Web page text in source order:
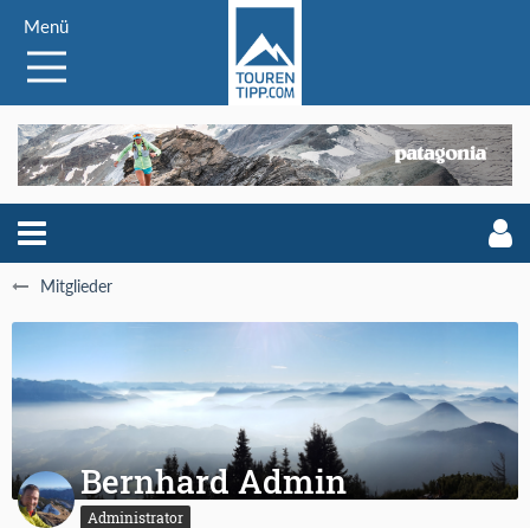
Menü
Mitglieder
Bernhard Admin
Administrator